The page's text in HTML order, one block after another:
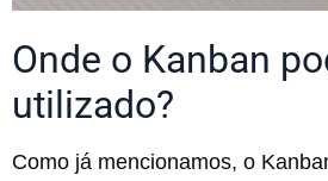
Onde o Kanban
utilizado?
Como já mencionamos, o